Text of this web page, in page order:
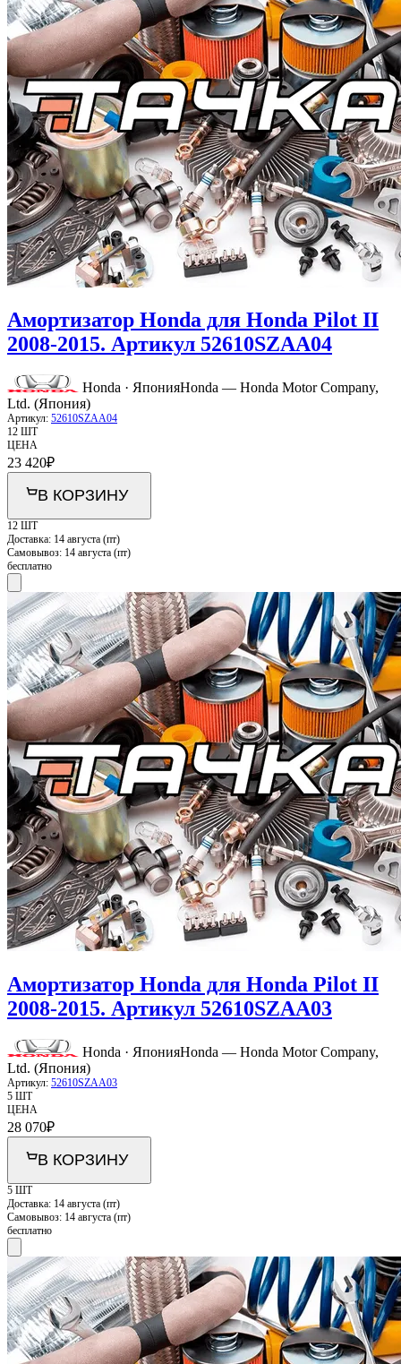
Амортизатор Honda для Honda Pilot II
2008-2015. Артикул 52610SZAA04
Honda · ЯпонияHonda — Honda Motor Company,
Ltd. (Япония)
Артикул: 52610SZAA04
12 ШТ
ЦЕНА
23 420₽
В КОРЗИНУ
12 ШТ
Доставка: 14 августа (пт)
Самовывоз: 14 августа (пт)
бесплатно
Амортизатор Honda для Honda Pilot II
2008-2015. Артикул 52610SZAA03
Honda · ЯпонияHonda — Honda Motor Company,
Ltd. (Япония)
Артикул: 52610SZAA03
5 ШТ
ЦЕНА
28 070₽
В КОРЗИНУ
5 ШТ
Доставка: 14 августа (пт)
Самовывоз: 14 августа (пт)
бесплатно